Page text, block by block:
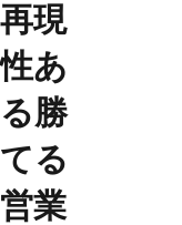
再現
性あ
る勝
てる
営業